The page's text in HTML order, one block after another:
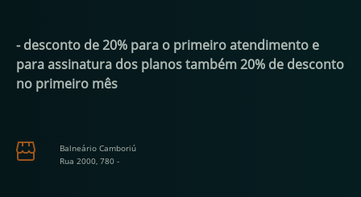
-desconto de 20% para o primeiro atendimento e
para assinatura dos planos também 20% de desconto
no primeiro mês
Balneário Camboriú
Rua 2000, 780 -